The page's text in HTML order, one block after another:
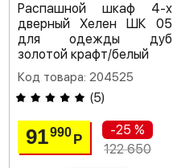
Распашной шкаф 4-х
дверный Хелен ШК 05
для одежды дуб
золотой крафт/белый
Код товара: 204525
(5)
91990Р
-25 %
122 650